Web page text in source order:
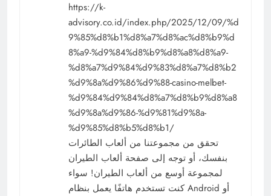
https://k-
advisory.co.id/index.php/2025/12/09/%d
9%85%d8%b1%d8%a7%d8%ac%d8%b9%d
8%a9-%d9%84%d8%b9%d8%a8%d8%a9-
%d8%a7%d9%84%d9%83%d8%a7%d8%b2
%d9%8a%d9%86%d9%88-casino-melbet-
%d9%84%d9%84%d8%a7%d8%b9%d8%a8
%d9%8a%d9%86-%d9%81%d9%8a-
%d9%85%d8%b5%d8%b1/
تحقق من مجموعتنا من ألعاب الطائرات
بنفسك، أو توجه إلى صفحة ألعاب الطيران
لمجموعة أوسع من ألعاب الطيران! سواء
كنت تستخدم هاتفًا يعمل بنظام Android أو